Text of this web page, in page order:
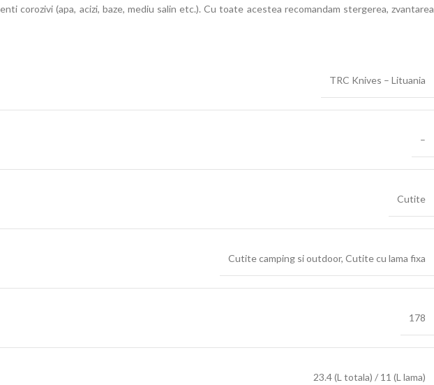
corozivi (apa, acizi, baze, mediu salin etc.). Cu toate acestea recomandam stergerea, zvantarea
TRC Knives – Lituania
–
Cutite
Cutite camping si outdoor, Cutite cu lama fixa
178
23.4 (L totala) / 11 (L lama)